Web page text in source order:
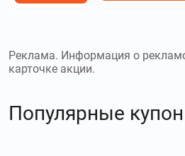
Реклама. Информация о
карточке акции.
Популярные